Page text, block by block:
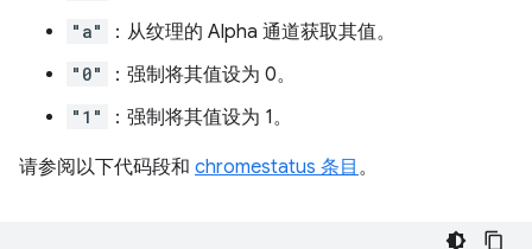
"a" ：从纹理的 Alpha 通道获取其值。
"0" ：强制将其值设为 0。
"1" ：强制将其值设为 1。
请参阅以下代码段和 chromestatus 条目 。